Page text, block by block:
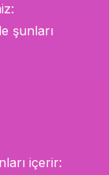
şunları
içerir: